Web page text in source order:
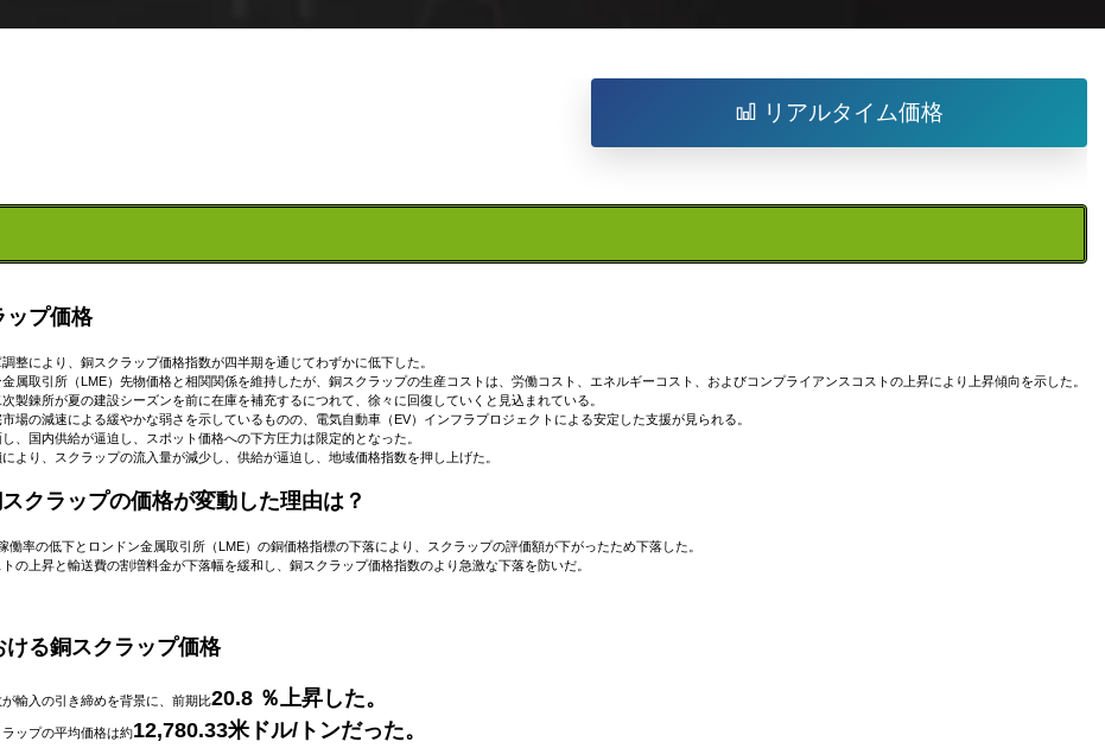
リアルタイム価格
ップ価格
整により、銅スクラップ価格指数が四半期を通じてわずかに低下した。
属取引所（LME）先物価格と相関関係を維持したが、銅スクラップの生産コストは、労働コスト、エネルギーコスト、およびコンプライアンスコストの上昇により上昇傾向を示した。
製錬所が夏の建設シーズンを前に在庫を補充するにつれて、徐々に回復していくと見込まれている。
場の減速による緩やかな弱さを示しているものの、電気自動車（EV）インフラプロジェクトによる安定した支援が見られる。
、国内供給が逼迫し、スポット価格への下方圧力は限定的となった。
より、スクラップの流入量が減少し、供給が逼迫し、地域価格指数を押し上げた。
クラップの価格が変動した理由は？
働率の低下とロンドン金属取引所（LME）の銅価格指標の下落により、スクラップの評価額が下がったため下落した。
の上昇と輸送費の割増料金が下落幅を緩和し、銅スクラップ価格指数のより急激な下落を防いだ。
る銅スクラップ価格
が輸入の引き締めを背景に、前期比20.8 ％上昇した。
ップの平均価格は約12,780.33米ドル/トンだった。